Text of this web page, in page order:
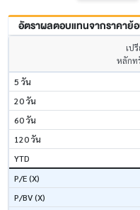
อัตราผลตอบแทนจากราคาย้
เป
หลักท
5 วัน
20 วัน
60 วัน
120 วัน
YTD
P/E (X)
P/BV (X)